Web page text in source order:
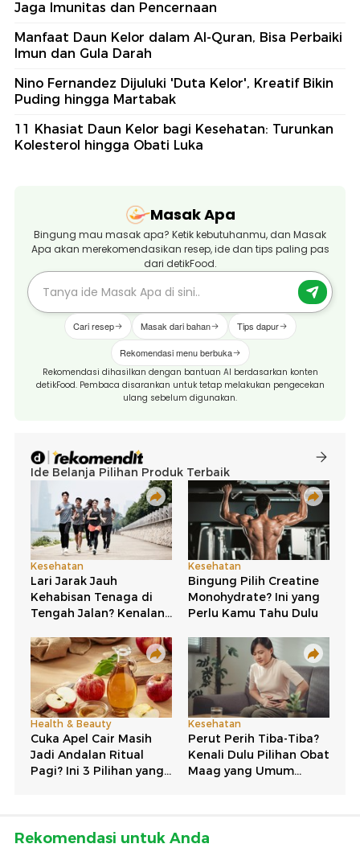
Jaga Imunitas dan Pencernaan
Manfaat Daun Kelor dalam Al-Quran, Bisa Perbaiki
Imun dan Gula Darah
Nino Fernandez Dijuluki 'Duta Kelor', Kreatif Bikin
Puding hingga Martabak
11 Khasiat Daun Kelor bagi Kesehatan: Turunkan
Kolesterol hingga Obati Luka
Masak Apa
Bingung mau masak apa? Ketik kebutuhanmu, dan Masak
Apa akan merekomendasikan resep, ide dan tips paling pas
dari detikFood.
Cari resep Masak dari bahan Tips dapur
Rekomendasi menu berbuka
Rekomendasi dihasilkan dengan bantuan AI berdasarkan konten
detikFood. Pembaca disarankan untuk tetap melakukan pengecekan
ulang sebelum digunakan.
Rekomendasi untuk Anda